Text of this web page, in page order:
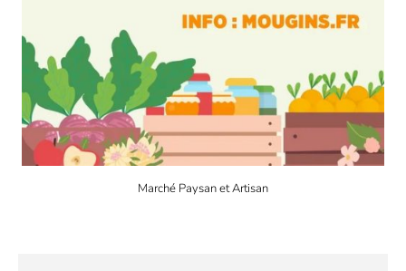
Marché Paysan et Artisan